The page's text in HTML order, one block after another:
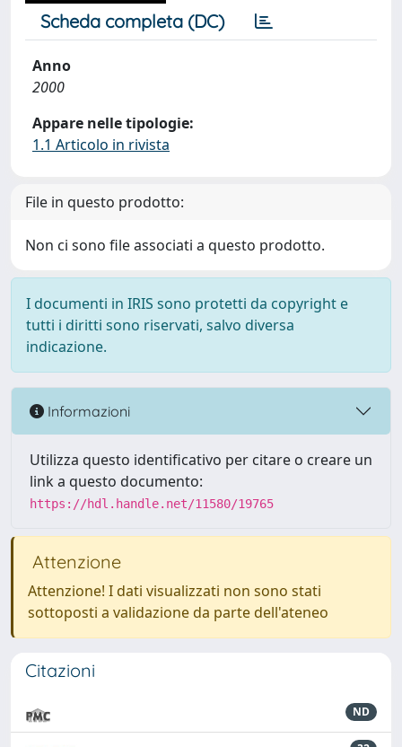
Scheda completa (DC)
Anno
2000
Appare nelle tipologie:
1.1 Articolo in rivista
File in questo prodotto:
Non ci sono file associati a questo prodotto.
I documenti in IRIS sono protetti da copyright e
tutti i diritti sono riservati, salvo diversa
indicazione.
Informazioni
Utilizza questo identificativo per citare o creare un
link a questo documento:
https://hdl.handle.net/11580/19765
Attenzione
Attenzione! I dati visualizzati non sono stati
sottoposti a validazione da parte dell'ateneo
Citazioni
ND